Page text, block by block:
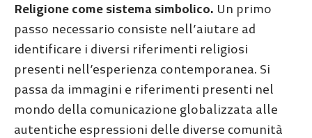
Religione come sistema simbolico. Un primo
passo necessario consiste nell’aiutare ad
identificare i diversi riferimenti religiosi
presenti nell’esperienza contemporanea. Si
passa da immagini e riferimenti presenti nel
mondo della comunicazione globalizzata alle
autentiche espressioni delle diverse comunità